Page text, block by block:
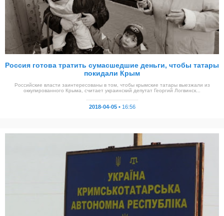
Россия готова тратить сумасшедшие деньги, чтобы татары
покидали Крым
Российские власти заинтересованы в том, чтобы крымские татары выезжали из
оккупированного Крыма, считает украинский депутат Георгий Логвинск...
2018-04-05 • 16:56